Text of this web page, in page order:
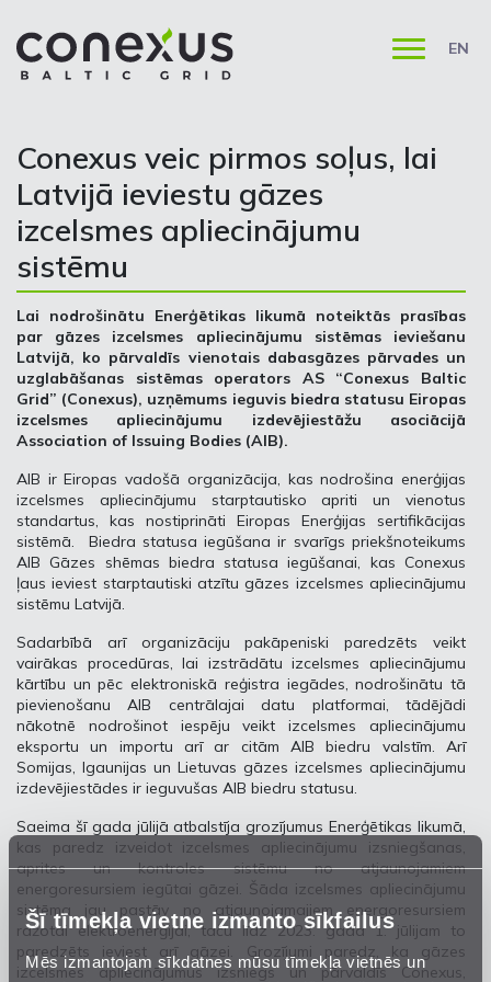
Šī tīmekļa vietne izmanto sīkfailus
Mēs izmantojam sīkdatnes mūsu tīmekļa vietnēs un
EN
Conexus veic pirmos soļus, lai
Latvijā ieviestu gāzes
izcelsmes apliecinājumu
sistēmu
Lai nodrošinātu Enerģētikas likumā noteiktās prasības
par gāzes izcelsmes apliecinājumu sistēmas ieviešanu
Latvijā, ko pārvaldīs vienotais dabasgāzes pārvades un
uzglabāšanas sistēmas operators AS “Conexus Baltic
Grid” (Conexus), uzņēmums ieguvis biedra statusu Eiropas
izcelsmes apliecinājumu izdevējiestāžu asociācijā
Association of Issuing Bodies (AIB).
AIB ir Eiropas vadošā organizācija, kas nodrošina enerģijas
izcelsmes apliecinājumu starptautisko apriti un vienotus
standartus, kas nostiprināti Eiropas Enerģijas sertifikācijas
sistēmā. Biedra statusa iegūšana ir svarīgs priekšnoteikums
AIB Gāzes shēmas biedra statusa iegūšanai, kas Conexus
ļaus ieviest starptautiski atzītu gāzes izcelsmes apliecinājumu
sistēmu Latvijā.
Sadarbībā arī organizāciju pakāpeniski paredzēts veikt
vairākas procedūras, lai izstrādātu izcelsmes apliecinājumu
kārtību un pēc elektroniskā reģistra iegādes, nodrošinātu tā
pievienošanu AIB centrālajai datu platformai, tādējādi
nākotnē nodrošinot iespēju veikt izcelsmes apliecinājumu
eksportu un importu arī ar citām AIB biedru valstīm. Arī
Somijas, Igaunijas un Lietuvas gāzes izcelsmes apliecinājumu
izdevējiestādes ir ieguvušas AIB biedru statusu.
Saeima šī gada jūlijā atbalstīja grozījumus Enerģētikas likumā,
kas paredz izveidot izcelsmes apliecinājumu izsniegšanas,
aprites un kontroles sistēmu no atjaunojamiem
energoresursiem iegūtai gāzei. Šāda izcelsmes apliecinājumu
sistēma jau pastāv no atjaunojamajiem energoresursiem
ražotai elektroenerģijai, taču līdz 2023. gada 1. jūlijam to
paredzēts ieviest arī gāzei. Grozījumi paredz, ka gāzes
izcelsmes apliecinājumus izsniegs un pārvaldīs Conexus,